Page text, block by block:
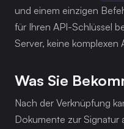
und einem einzigen
für Ihren API-Schlüssel
Server, keine komplexen
Was Sie
Nach der Verknüpfung
Dokumente zur Signatur